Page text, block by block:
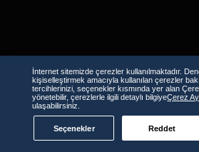
İnternet sitemizde çerezler kullanılmaktadır.
kişiselleştirmek amacıyla kullanılan çerezler
tercihlerinizi, seçenekler kısmında yer alan
yönetebilir, çerezlerle ilgili detaylı bilgiyeÇerez
ulaşabilirsiniz.
Seçenekler Reddet